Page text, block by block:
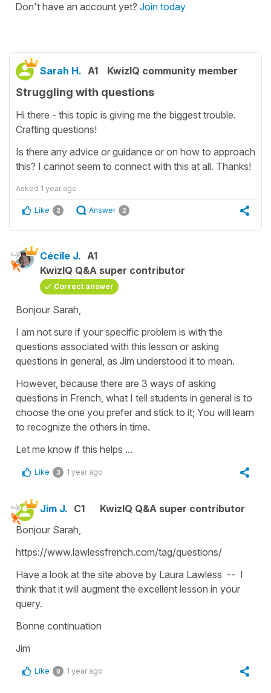
Don't have an account yet? Join today
Sarah H. A1 KwizIQ community member
Struggling with questions
Hi there - this topic is giving me the biggest trouble.
Crafting questions!
Is there any advice or guidance or on how to approach
this? I cannot seem to connect with this at all. Thanks!
Asked 1 year ago
Like 2 Answer 2
Cécile J. A1
KwizIQ Q&A super contributor
Correct answer
Bonjour Sarah,
I am not sure if your specific problem is with the
questions associated with this lesson or asking
questions in general, as Jim understood it to mean.
However, because there are 3 ways of asking
questions in French, what I tell students in general is to
choose the one you prefer and stick to it; You will learn
to recognize the others in time.
Let me know if this helps ...
Like 3 1 year ago
Jim J. C1
KwizIQ Q&A super contributor
Bonjour Sarah,
https://www.lawlessfrench.com/tag/questions/
Have a look at the site above by Laura Lawless -- I
think that it will augment the excellent lesson in your
query.
Bonne continuation
Jim
Like 0 1 year ago